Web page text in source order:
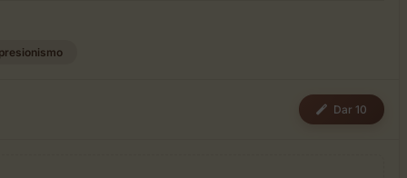
Dar 10